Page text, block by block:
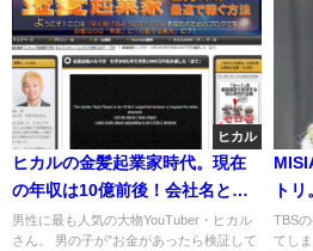
ヒカル
ヒカルの金髪起業家時代。現在
の年収は10億前後！会社名と従
業員(※詐欺ではない)
男性に最も人気の大物YouTuber・ヒカル
さん。 男の子が”お金があったら検証して
ト
TBS
てし